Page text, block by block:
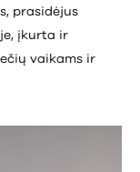
prasidėjus
įkurta ir
vaikams ir